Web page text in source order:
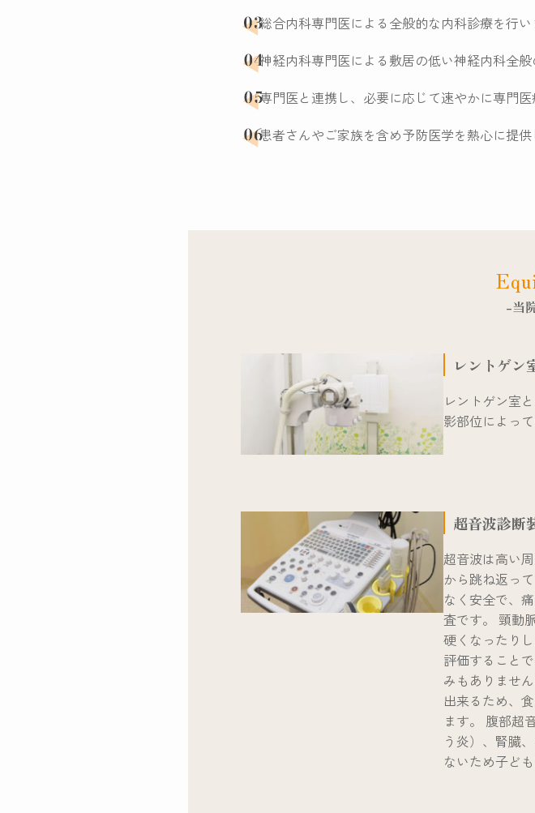
総合内科専門医による全般的な内科診療を行い
神経内科専門医による敷居の低い神経内科全般
専門医と連携し、必要に応じて速やかに専門医
患者さんやご家族を含め予防医学を熱心に提供
-当
レントゲン
レントゲン室
影部位によっ
超音波診断
超音波は高い
から跳ね返っ
なく安全で、
査です。 頸動
硬くなったり
評価すること
みもありませ
出来るため、
ます。 腹部超
う炎）、腎臓
ないため子ど